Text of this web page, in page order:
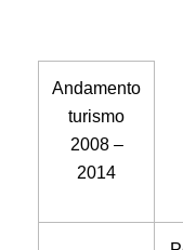
Andamento
turismo
2008 –
2014